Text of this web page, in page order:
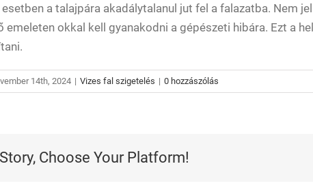
a talajpára akadálytalanul jut fel a falazatba. Nem
emeleten okkal kell gyanakodni a gépészeti hibára. Ezt a
14th, 2024 | Vizes fal szigetelés | 0 hozzászólás
Choose Your Platform!